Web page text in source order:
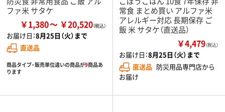
ファ米 サタケ
￥1,380 ￥20,520
お届け日：8月25日（火）まで
直送品
商品タイプ・販売単位違いの商品が9商品あ
ります
常食 まとめ買い アルファ米
アレルギー対応 長期保存 ご
飯 米 サタケ（直送品）
￥4,479（税込）
お届け日：8月25日（火）まで
直送品 防災用品専門店から
お届け